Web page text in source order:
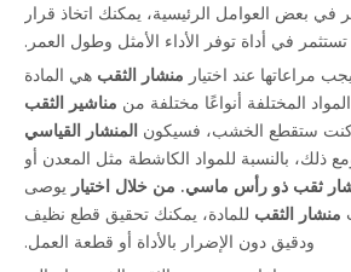
في بعض العوامل الرئيسية، يمكنك اتخاذ قرار
في أداة توفر الأداء الأمثل وطول العمر.
مراعاتها عند اختيار منشار الثقب هي المادة
المختلفة أنواعًا مختلفة من مناشير الثقب
كنت ستقطع الخشب، فسيكون المنشار القياسي
ذلك، بالنسبة للمواد الكاشطة مثل المعدن أو
ثقب ذو رأس ماسي. من خلال اختيار يوصى
منشار الثقب للمادة، يمكنك تحقيق قطع نظيف
ودقيق دون الإضرار بالأداة أو قطعة العمل.